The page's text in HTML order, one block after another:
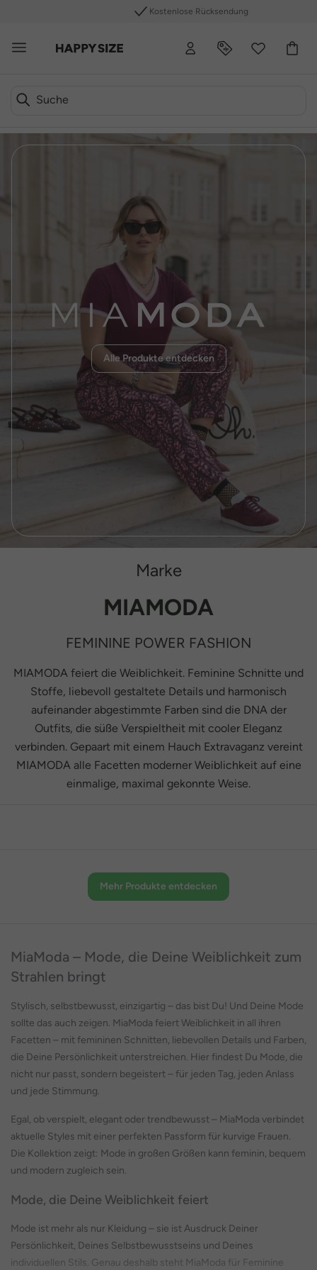
Kostenlose Rücksendung
Alle Produkte entdecken
Marke
MIAMODA
FEMININE POWER FASHION
MIAMODA feiert die Weiblichkeit. Feminine Schnitte und
Stoffe, liebevoll gestaltete Details und harmonisch
aufeinander abgestimmte Farben sind die DNA der
Outfits, die süße Verspieltheit mit cooler Eleganz
verbinden. Gepaart mit einem Hauch Extravaganz vereint
MIAMODA alle Facetten moderner Weiblichkeit auf eine
einmalige, maximal gekonnte Weise.
Mehr Produkte entdecken
MiaModa – Mode, die Deine Weiblichkeit zum
Strahlen bringt
Stylisch, selbstbewusst, einzigartig – das bist Du! Und Deine Mode
sollte das auch zeigen. MiaModa feiert Weiblichkeit in all ihren
Facetten – mit femininen Schnitten, liebevollen Details und Farben,
die Deine Persönlichkeit unterstreichen. Hier findest Du Mode, die
nicht nur passt, sondern begeistert – für jeden Tag, jeden Anlass
und jede Stimmung.
Egal, ob verspielt, elegant oder trendbewusst – MiaModa verbindet
aktuelle Styles mit einer perfekten Passform für kurvige Frauen.
Die Kollektion zeigt: Mode in großen Größen kann feminin, bequem
und modern zugleich sein.
Mode, die Deine Weiblichkeit feiert
Mode ist mehr als nur Kleidung – sie ist Ausdruck Deiner
Persönlichkeit, Deines Selbstbewusstseins und Deines
individuellen Stils. Genau deshalb steht MiaModa für Feminine